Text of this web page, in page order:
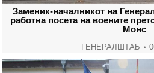
Заменик-началникот на
работна посета на воените
Монс
ГЕНЕРАЛШТАБ